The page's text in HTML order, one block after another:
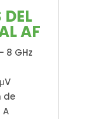
AF
8 GHz
de